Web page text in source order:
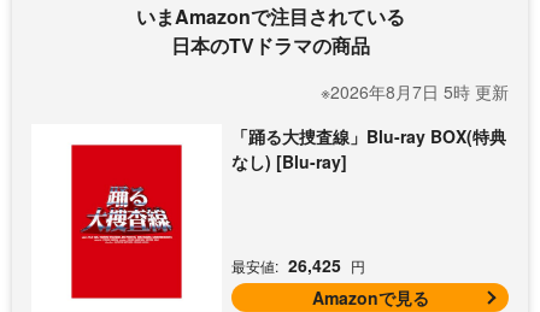
いまAmazonで注目されている
日本のTVドラマの商品
※2026年8月7日 5時 更新
「踊る大捜査線」Blu-ray BOX(特典
なし) [Blu-ray]
最安値: 26,425 円
Amazonで見る